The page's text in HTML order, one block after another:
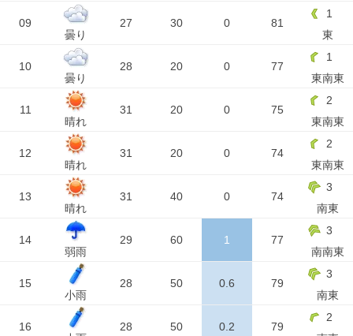
09
曇り
27 30 0 81
1
東
10
曇り
28 20 0 77
1
東南東
11
晴れ
31 20 0 75
2
東南東
12
晴れ
31 20 0 74
2
東南東
13
晴れ
31 40 0 74
3
南東
14
弱雨
29 60 1 77
3
南南東
15
小雨
28 50 0.6 79
3
南東
16
28 50 0.2 79
2